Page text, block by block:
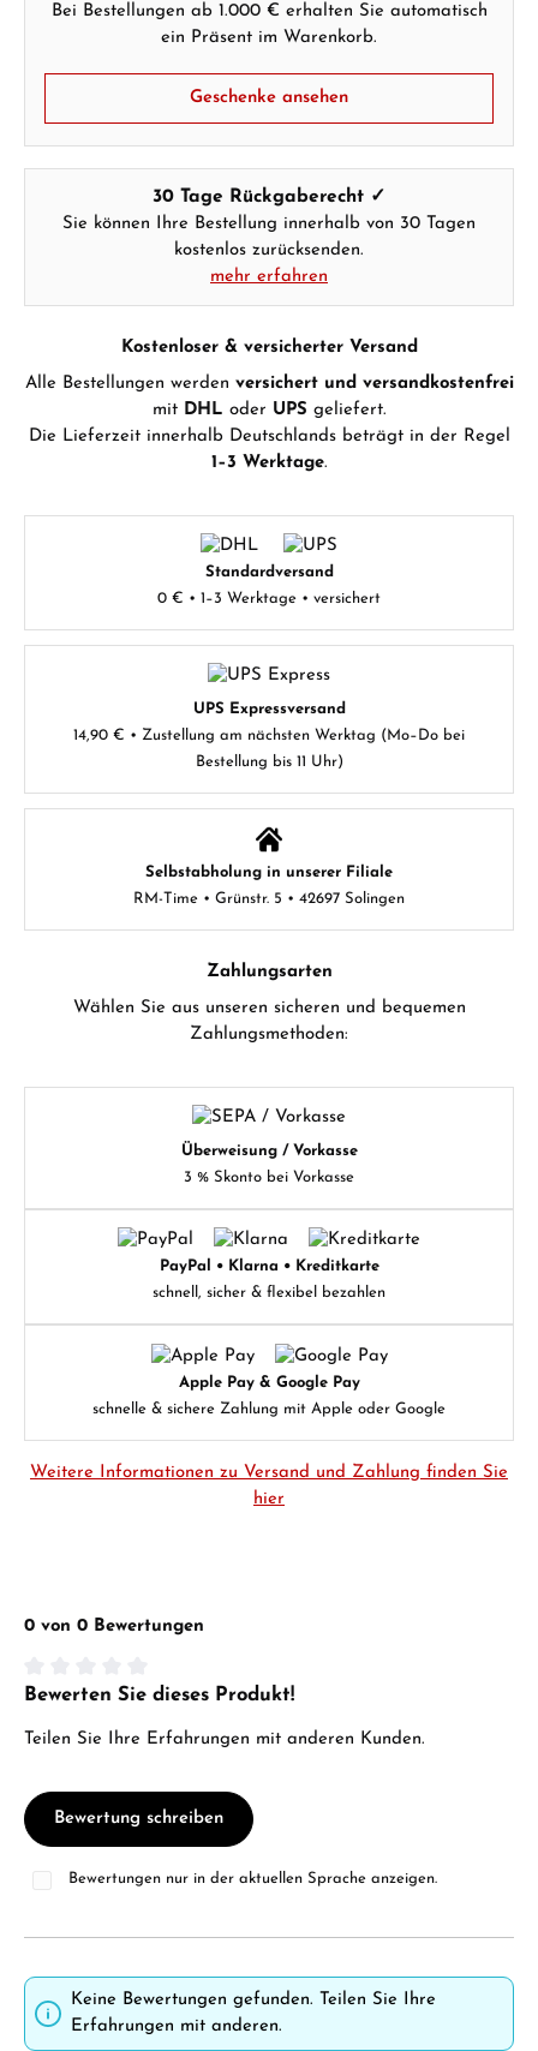
Bei Bestellungen ab 1.000 € erhalten Sie automatisch
ein Präsent im Warenkorb.
Geschenke ansehen
30 Tage Rückgaberecht ✓
Sie können Ihre Bestellung innerhalb von 30 Tagen
kostenlos zurücksenden.
mehr erfahren
Kostenloser & versicherter Versand
Alle Bestellungen werden versichert und versandkostenfrei
mit DHL oder UPS geliefert.
Die Lieferzeit innerhalb Deutschlands beträgt in der Regel
1–3 Werktage.
Standardversand
0 € • 1–3 Werktage • versichert
UPS Expressversand
14,90 € • Zustellung am nächsten Werktag (Mo–Do bei
Bestellung bis 11 Uhr)
Selbstabholung in unserer Filiale
RM-Time • Grünstr. 5 • 42697 Solingen
Zahlungsarten
Wählen Sie aus unseren sicheren und bequemen
Zahlungsmethoden:
Überweisung / Vorkasse
3 % Skonto bei Vorkasse
PayPal • Klarna • Kreditkarte
schnell, sicher & flexibel bezahlen
Apple Pay & Google Pay
schnelle & sichere Zahlung mit Apple oder Google
Weitere Informationen zu Versand und Zahlung finden Sie
hier
0 von 0 Bewertungen
Durchschnittliche Bewertung von 0 von 5 Sternen
Bewerten Sie dieses Produkt!
Teilen Sie Ihre Erfahrungen mit anderen Kunden.
Bewertung schreiben
Bewertungen nur in der aktuellen Sprache anzeigen.
Keine Bewertungen gefunden. Teilen Sie Ihre
Erfahrungen mit anderen.